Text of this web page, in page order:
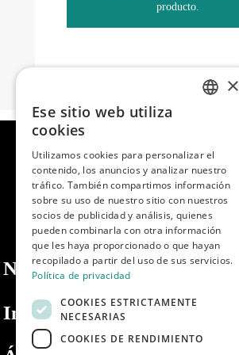
producto.
Nosotros
Información
PORTUGUESE
×
Ese sitio web utiliza
cookies
Utilizamos cookies para personalizar el
contenido, los anuncios y analizar nuestro
tráfico. También compartimos información
sobre su uso de nuestro sitio con nuestros
socios de publicidad y análisis, quienes
pueden combinarla con otra información
que les haya proporcionado o que hayan
recopilado a partir del uso de sus servicios.
Política de privacidad
COOKIES ESTRICTAMENTE
NECESARIAS
COOKIES DE RENDIMIENTO